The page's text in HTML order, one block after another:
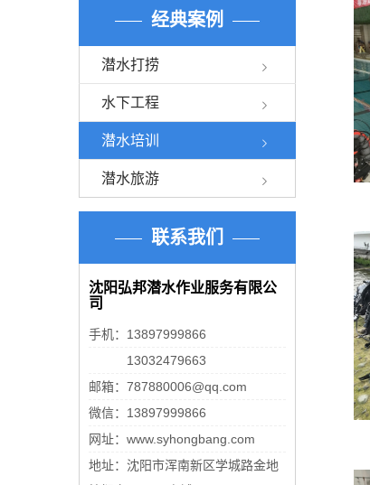
经典案例
潜水打捞
水下工程
潜水培训
潜水旅游
联系我们
沈阳弘邦潜水作业服务有限公
司
手机：13897999866
13032479663
邮箱：787880006@qq.com
微信：13897999866
网址：www.syhongbang.com
地址：沈阳市浑南新区学城路金地